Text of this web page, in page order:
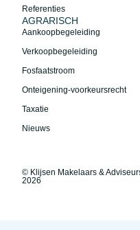
Referenties
AGRARISCH
Aankoopbegeleiding
Verkoopbegeleiding
Fosfaatstroom
Onteigening-voorkeursrecht
Taxatie
Nieuws
© Klijsen Makelaars &
2026